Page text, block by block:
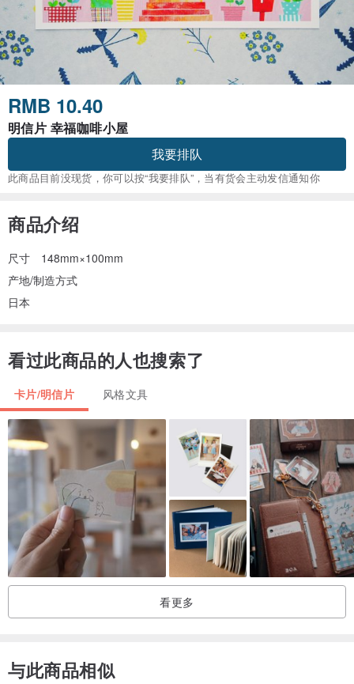
RMB 10.40
明信片 幸福咖啡小屋
我要排队
此商品目前没现货，你可以按“我要排队”，当有货会主动发信通知你
商品介绍
尺寸 148mm×100mm
产地/制造方式
日本
看过此商品的人也搜索了
卡片/明信片 风格文具
看更多
与此商品相似